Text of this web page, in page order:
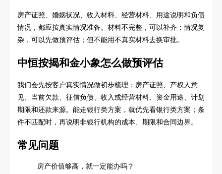
房产证照、婚姻状况、收入材料、经营材料、用途说明和负债
情况，都应按真实情况准备。材料不完整，可以补齐；情况复
杂，可以先做预评估；但不能用不真实材料去换审批。
中恒按揭和金小象怎么做预评估
我们会先按客户真实情况做初步梳理：房产证照、产权人意
见、当前欠款、征信负债、收入或经营材料、资金用途、计划
期限和还款来源。能走银行类方案，就优先看银行类方案；条
件不匹配时，再说明非银行机构的成本、期限和合同边界。
常见问题
房产价值够高，就一定能办吗？